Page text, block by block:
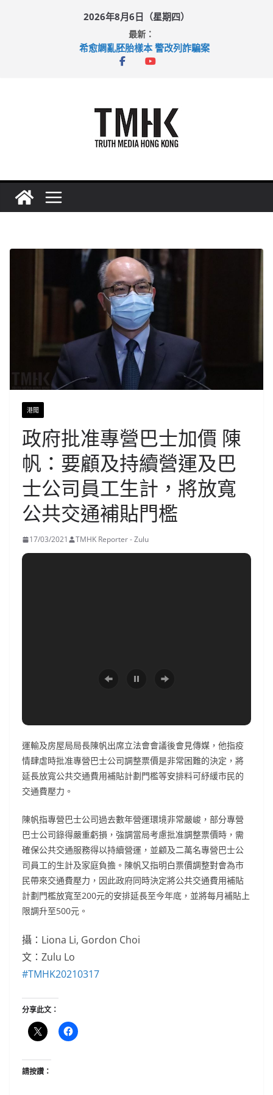
2026年8月6日（星期四）
最新：
希愈調亂胚胎樣本 警改列詐騙案
足球盛會次場激戰 祖雲達斯挫車路士
港聞
政府批准專營巴士加價 陳
帆：要顧及持續營運及巴
士公司員工生計，將放寬
公共交通補貼門檻
17/03/2021 TMHK Reporter - Zulu
運輸及房屋局局長陳帆出席立法會會議後會見傳媒，他指疫
情肆虐時批准專營巴士公司調整票價是非常困難的決定，將
延長放寬公共交通費用補貼計劃門檻等安排料可紓緩市民的
交通費壓力。
陳帆指專營巴士公司過去數年營運環境非常嚴峻，部分專營
巴士公司錄得嚴重虧損，強調當局考慮批准調整票價時，需
確保公共交通服務得以持續營運，並顧及二萬名專營巴士公
司員工的生計及家庭負擔。陳帆又指明白票價調整對會為市
民帶來交通費壓力，因此政府同時決定將公共交通費用補貼
計劃門檻放寬至200元的安排延長至今年底，並將每月補貼上
限調升至500元。
攝：Liona Li, Gordon Choi
文：Zulu Lo
#TMHK20210317
分享此文：
請按讚：